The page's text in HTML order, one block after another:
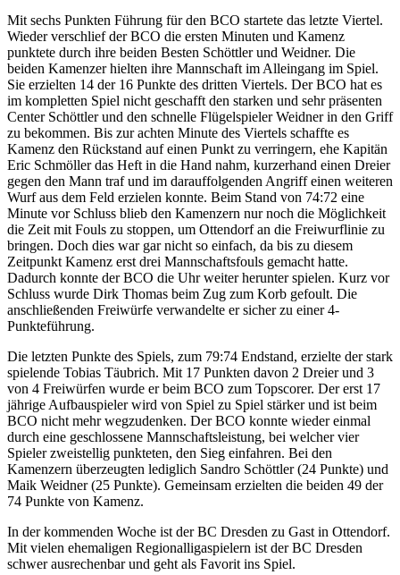
Mit sechs Punkten Führung für den BCO startete das letzte Viertel.
Wieder verschlief der BCO die ersten Minuten und Kamenz
punktete durch ihre beiden Besten Schöttler und Weidner. Die
beiden Kamenzer hielten ihre Mannschaft im Alleingang im Spiel.
Sie erzielten 14 der 16 Punkte des dritten Viertels. Der BCO hat es
im kompletten Spiel nicht geschafft den starken und sehr präsenten
Center Schöttler und den schnelle Flügelspieler Weidner in den Griff
zu bekommen. Bis zur achten Minute des Viertels schaffte es
Kamenz den Rückstand auf einen Punkt zu verringern, ehe Kapitän
Eric Schmöller das Heft in die Hand nahm, kurzerhand einen Dreier
gegen den Mann traf und im darauffolgenden Angriff einen weiteren
Wurf aus dem Feld erzielen konnte. Beim Stand von 74:72 eine
Minute vor Schluss blieb den Kamenzern nur noch die Möglichkeit
die Zeit mit Fouls zu stoppen, um Ottendorf an die Freiwurflinie zu
bringen. Doch dies war gar nicht so einfach, da bis zu diesem
Zeitpunkt Kamenz erst drei Mannschaftsfouls gemacht hatte.
Dadurch konnte der BCO die Uhr weiter herunter spielen. Kurz vor
Schluss wurde Dirk Thomas beim Zug zum Korb gefoult. Die
anschließenden Freiwürfe verwandelte er sicher zu einer 4-
Punkteführung.
Die letzten Punkte des Spiels, zum 79:74 Endstand, erzielte der stark
spielende Tobias Täubrich. Mit 17 Punkten davon 2 Dreier und 3
von 4 Freiwürfen wurde er beim BCO zum Topscorer. Der erst 17
jährige Aufbauspieler wird von Spiel zu Spiel stärker und ist beim
BCO nicht mehr wegzudenken. Der BCO konnte wieder einmal
durch eine geschlossene Mannschaftsleistung, bei welcher vier
Spieler zweistellig punkteten, den Sieg einfahren. Bei den
Kamenzern überzeugten lediglich Sandro Schöttler (24 Punkte) und
Maik Weidner (25 Punkte). Gemeinsam erzielten die beiden 49 der
74 Punkte von Kamenz.
In der kommenden Woche ist der BC Dresden zu Gast in Ottendorf.
Mit vielen ehemaligen Regionalligaspielern ist der BC Dresden
schwer ausrechenbar und geht als Favorit ins Spiel.